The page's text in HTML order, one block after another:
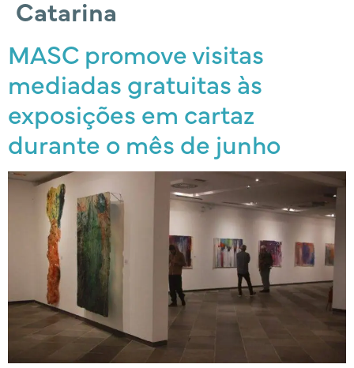
Catarina
MASC promove visitas
mediadas gratuitas às
exposições em cartaz
durante o mês de junho